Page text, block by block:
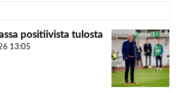
positiivista tulosta
13:05